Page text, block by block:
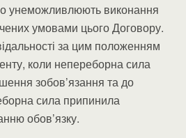
унеможливлюють виконання
умовами цього Договору.
за цим положенням
коли непереборна сила
зобов’язання та до
сила припинила
обов’язку.